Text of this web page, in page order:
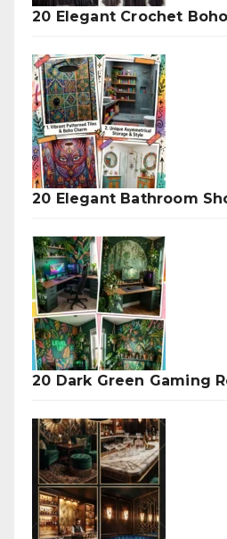
20 Elegant Crochet
20 Elegant Bathroom
20 Dark Green Gaming